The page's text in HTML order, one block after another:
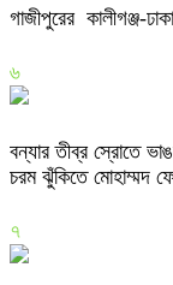
গাজীপুরের কালীগঞ্জ-
৬
বন্যার তীব্র স্রোতে
চরম ঝুঁকিতে মোহাম্মদ
৭